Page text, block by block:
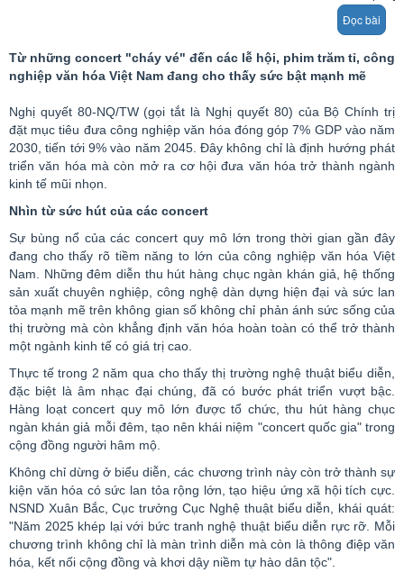
Đọc bài
Từ những concert "cháy vé" đến các lễ hội, phim trăm tỉ, công
nghiệp văn hóa Việt Nam đang cho thấy sức bật mạnh mẽ
Nghị quyết 80-NQ/TW (gọi tắt là Nghị quyết 80) của Bộ Chính trị
đặt mục tiêu đưa công nghiệp văn hóa đóng góp 7% GDP vào năm
2030, tiến tới 9% vào năm 2045. Đây không chỉ là định hướng phát
triển văn hóa mà còn mở ra cơ hội đưa văn hóa trở thành ngành
kinh tế mũi nhọn.
Nhìn từ sức hút của các concert
Sự bùng nổ của cácconcert quy mô lớn trong thời gian gần đây
đang cho thấy rõ tiềm năng to lớn của công nghiệp văn hóa Việt
Nam. Những đêm diễn thu hút hàng chục ngàn khán giả, hệ thống
sản xuất chuyên nghiệp, công nghệ dàn dựng hiện đại và sức lan
tỏa mạnh mẽ trên không gian số không chỉ phản ánh sức sống của
thị trường mà còn khẳng định văn hóa hoàn toàn có thể trở thành
một ngành kinh tế có giá trị cao.
Thực tế trong 2 năm qua cho thấy thị trường nghệ thuật biểu diễn,
đặc biệt là âm nhạc đại chúng, đã có bước phát triển vượt bậc.
Hàng loạtconcert quy mô lớn được tổ chức, thu hút hàng chục
ngàn khán giả mỗi đêm, tạo nên khái niệm "concertquốc gia" trong
cộng đồng người hâm mộ.
Không chỉ dừng ở biểu diễn, các chương trình này còn trở thành sự
kiện văn hóa có sức lan tỏa rộng lớn, tạo hiệu ứng xã hội tích cực.
NSND Xuân Bắc, Cục trưởng Cục Nghệ thuật biểu diễn, khái quát:
"Năm 2025 khép lại với bức tranh nghệ thuật biểu diễn rực rỡ. Mỗi
chương trình không chỉ là màn trình diễn mà còn là thông điệp văn
hóa, kết nối cộng đồng và khơi dậy niềm tự hào dân tộc".